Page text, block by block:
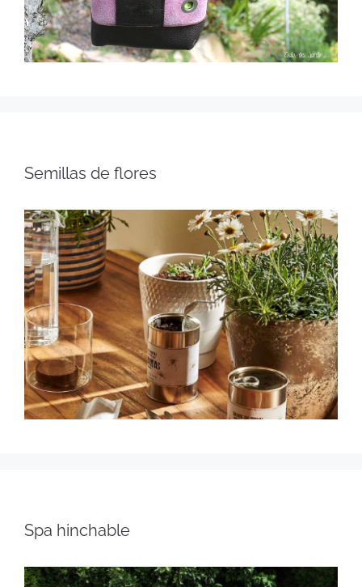
Semillas de flores
Spa hinchable